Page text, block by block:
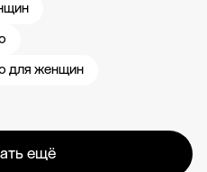
для женщин
ещё